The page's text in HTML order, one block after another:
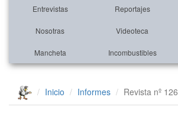
Entrevistas Reportajes
Nosotras Videoteca
Mancheta Incombustibles
Inicio Informes Revista nº 126